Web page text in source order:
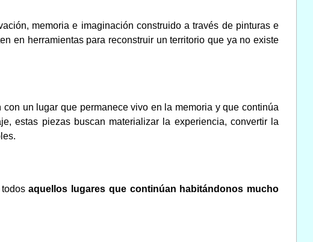
memoria e imaginación construido a través de pinturas e
en herramientas para reconstruir un territorio que ya no existe
un lugar que permanece vivo en la memoria y que continúa
estas piezas buscan materializar la experiencia, convertir la
todosaquellos lugares que continúan habitándonos mucho